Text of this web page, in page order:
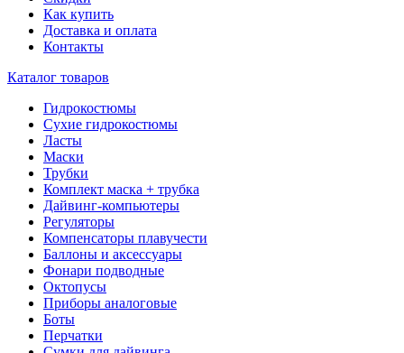
Как купить
Доставка и оплата
Контакты
Каталог товаров
Гидрокостюмы
Сухие гидрокостюмы
Ласты
Маски
Трубки
Комплект маска + трубка
Дайвинг-компьютеры
Регуляторы
Компенсаторы плавучести
Баллоны и аксессуары
Фонари подводные
Октопусы
Приборы аналоговые
Боты
Перчатки